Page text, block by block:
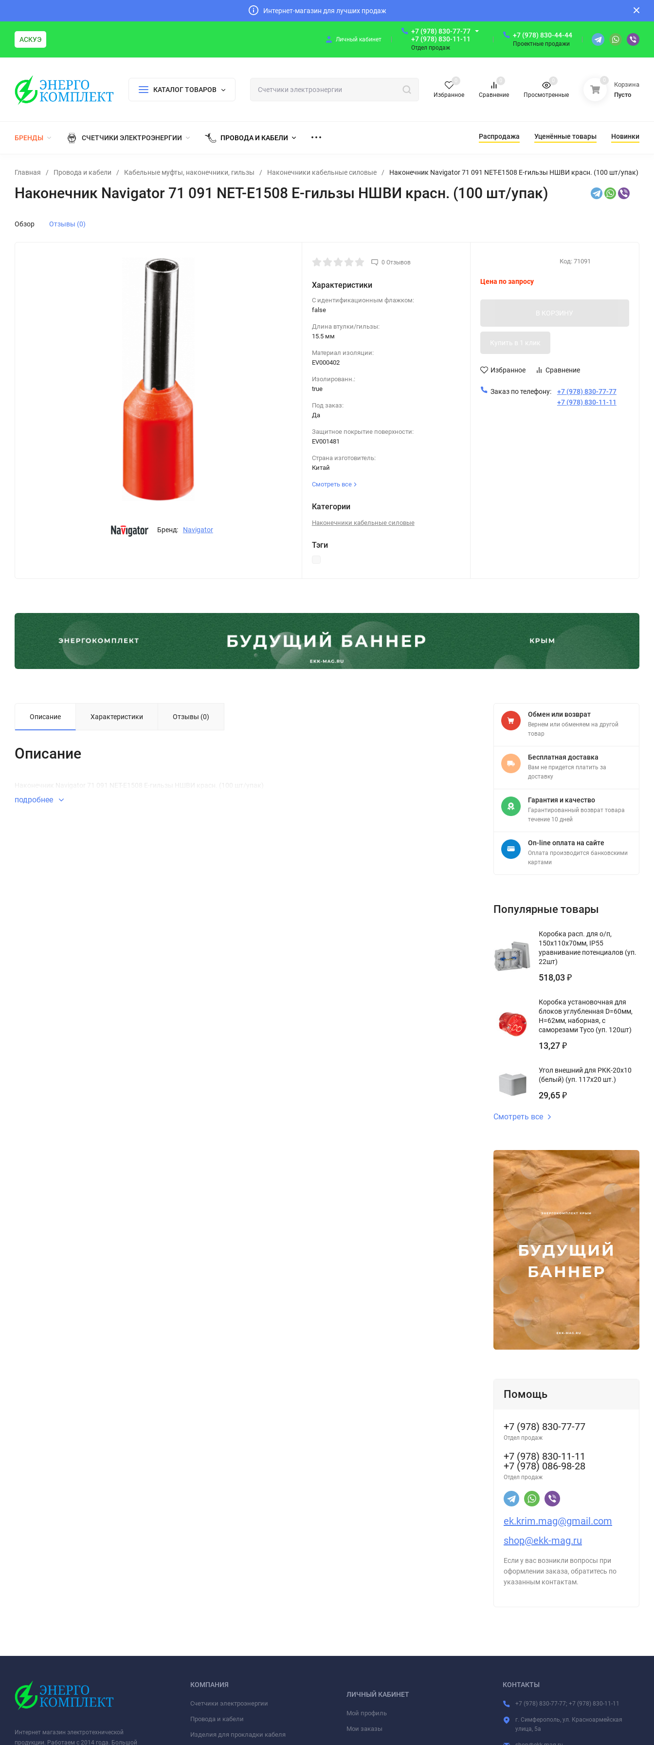
Интернет-магазин для лучших продаж
АСКУЭ Личный кабинет
+7 (978) 830-77-77
+7 (978) 830-11-11
Отдел продаж
+7 (978) 830-44-44
Проектные продажи
КАТАЛОГ ТОВАРОВ
Избранное
0
Сравнение
0
Просмотренные
0 0
Корзина
Пусто
БРЕНДЫ СЧЕТЧИКИ ЭЛЕКТРОЭНЕРГИИ ПРОВОДА И КАБЕЛИ Распродажа Уценённые товары Новинки
Главная / Провода и кабели / Кабельные муфты, наконечники, гильзы / Наконечники кабельные силовые / Наконечник Navigator 71 091 NET-E1508 Е-гильзы НШВИ красн. (100 шт/упак)
Наконечник Navigator 71 091 NET-E1508 Е-гильзы НШВИ красн. (100 шт/упак)
Обзор Отзывы (0)
Бренд: Navigator
0 Отзывов
Характеристики
С идентификационным флажком:
false
Длина втулки/гильзы:
15.5 мм
Материал изоляции:
EV000402
Изолированн.:
true
Под заказ:
Да
Защитное покрытие поверхности:
EV001481
Страна изготовитель:
Китай
Смотреть все
Категории
Наконечники кабельные силовые
Тэги
Код: 71091
Цена по запросу
В КОРЗИНУ
Избранное Сравнение
Заказ по телефону:
+7 (978) 830-77-77
+7 (978) 830-11-11
Описание Характеристики Отзывы (0)
Описание
Наконечник Navigator 71 091 NET-E1508 Е-гильзы НШВИ красн. (100 шт/упак)
подробнее
Обмен или возврат
Вернем или обменяем на другой
товар
Бесплатная доставка
Вам не придется платить за
доставку
Гарантия и качество
Гарантированный возврат товара
течение 10 дней
On-line оплата на сайте
Оплата производится банковскими
картами
Популярные товары
Коробка расп. для о/п,
150х110х70мм, IP55
уравнивание потенциалов (уп.
22шт)
518,03 ₽
Коробка установочная для
блоков углубленная D=60мм,
Н=62мм, наборная, с
саморезами Тусо (уп. 120шт)
13,27 ₽
Угол внешний для РКК-20х10
(белый) (уп. 117х20 шт.)
29,65 ₽
Смотреть все
Помощь
+7 (978) 830-77-77
Отдел продаж
+7 (978) 830-11-11
+7 (978) 086-98-28
Отдел продаж
ek.krim.mag@gmail.com
shop@ekk-mag.ru
Если у вас возникли вопросы при
оформлении заказа, обратитесь по
указанным контактам.
Интернет магазин электротехнической
продукции. Работаем с 2014 года. Большой
КОМПАНИЯ
Счетчики электроэнергии
Провода и кабели
Изделия для прокладки кабеля
ЛИЧНЫЙ КАБИНЕТ
Мой профиль
Мои заказы
КОНТАКТЫ
+7 (978) 830-77-77; +7 (978) 830-11-11
г. Симферополь, ул. Красноармейская
улица, 5а